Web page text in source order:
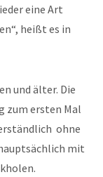
eine Art
heißt es in
und älter. Die
zum ersten Mal
ohne
mit